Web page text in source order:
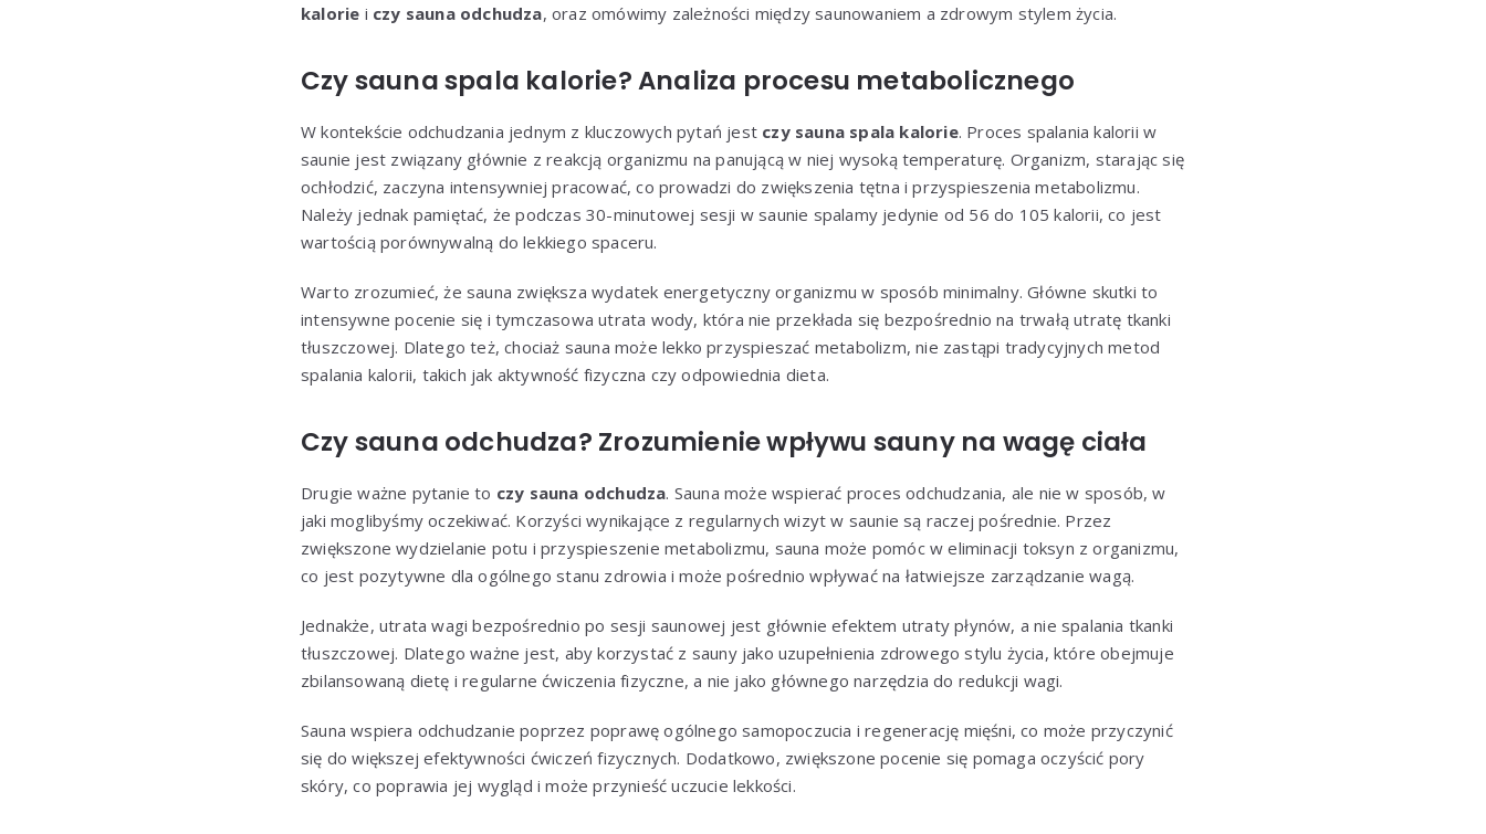
kalorie i czy sauna odchudza, oraz omówimy zależności między saunowaniem a zdrowym stylem życia.
Czy sauna spala kalorie? Analiza procesu metabolicznego
W kontekście odchudzania jednym z kluczowych pytań jest czy sauna spala kalorie. Proces spalania kalorii w
saunie jest związany głównie z reakcją organizmu na panującą w niej wysoką temperaturę. Organizm, starając się
ochłodzić, zaczyna intensywniej pracować, co prowadzi do zwiększenia tętna i przyspieszenia metabolizmu.
Należy jednak pamiętać, że podczas 30-minutowej sesji w saunie spalamy jedynie od 56 do 105 kalorii, co jest
wartością porównywalną do lekkiego spaceru.
Warto zrozumieć, że sauna zwiększa wydatek energetyczny organizmu w sposób minimalny. Główne skutki to
intensywne pocenie się i tymczasowa utrata wody, która nie przekłada się bezpośrednio na trwałą utratę tkanki
tłuszczowej. Dlatego też, chociaż sauna może lekko przyspieszać metabolizm, nie zastąpi tradycyjnych metod
spalania kalorii, takich jak aktywność fizyczna czy odpowiednia dieta.
Czy sauna odchudza? Zrozumienie wpływu sauny na wagę ciała
Drugie ważne pytanie to czy sauna odchudza. Sauna może wspierać proces odchudzania, ale nie w sposób, w
jaki moglibyśmy oczekiwać. Korzyści wynikające z regularnych wizyt w saunie są raczej pośrednie. Przez
zwiększone wydzielanie potu i przyspieszenie metabolizmu, sauna może pomóc w eliminacji toksyn z organizmu,
co jest pozytywne dla ogólnego stanu zdrowia i może pośrednio wpływać na łatwiejsze zarządzanie wagą.
Jednakże, utrata wagi bezpośrednio po sesji saunowej jest głównie efektem utraty płynów, a nie spalania tkanki
tłuszczowej. Dlatego ważne jest, aby korzystać z sauny jako uzupełnienia zdrowego stylu życia, które obejmuje
zbilansowaną dietę i regularne ćwiczenia fizyczne, a nie jako głównego narzędzia do redukcji wagi.
Sauna wspiera odchudzanie poprzez poprawę ogólnego samopoczucia i regenerację mięśni, co może przyczynić
się do większej efektywności ćwiczeń fizycznych. Dodatkowo, zwiększone pocenie się pomaga oczyścić pory
skóry, co poprawia jej wygląd i może przynieść uczucie lekkości.